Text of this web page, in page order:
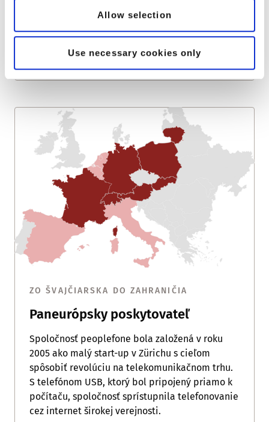
Allow selection
Use necessary cookies only
Flexibilita
Peoplefone GROUP
ZO ŠVAJČIARSKA DO ZAHRANIČIA
Paneurópsky poskytovateľ
Spoločnosť peoplefone bola založená v roku
2005 ako malý start-up v Zürichu s cieľom
spôsobiť revolúciu na telekomunikačnom trhu.
S telefónom USB, ktorý bol pripojený priamo k
počítaču, spoločnosť sprístupnila telefonovanie
cez internet širokej verejnosti.